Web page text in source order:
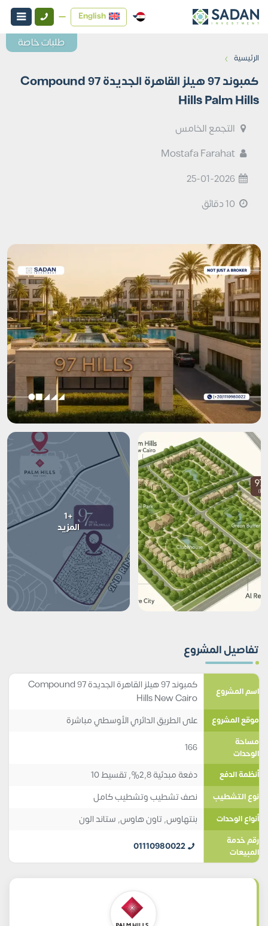
English
الرئيسية ›
كمبوند 97 هيلز القاهرة الجديدة Compound 97
Hills Palm Hills
التجمع الخامس
Mostafa Farahat
25-01-2026
+1
المزيد
تفاصيل المشروع
اسم المشروع
كمبوند 97 هيلز القاهرة الجديدة Compound 97
Hills New Cairo
موقع المشروع على الطريق الدائري الأوسطي مباشرة
مساحة
الوحدات
166
أنظمة الدفع دفعة مبدئية 2,8%, تقسيط 10
نوع التشطيب نصف تشطيب وتشطيب كامل
أنواع الوحدات بنتهاوس,تاون هاوس, ستاند الون
رقم خدمة
المبيعات
01110980022
طلبات خاصة